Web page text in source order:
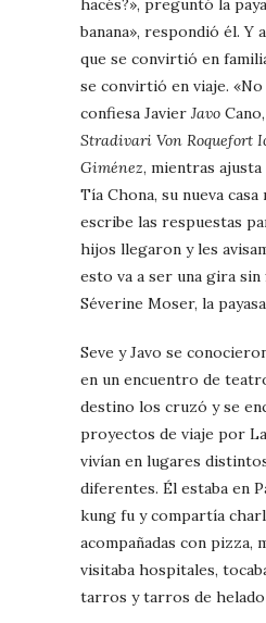
banana», respondió él. Y
que se convirtió en
se convirtió en viaje. «No
confiesa Javier Javo
Stradivari Von Roquefort
Giménez, mientras
Tía Chona, su nueva
escribe las respuestas
hijos llegaron y les
esto va a ser una gira sin
Séverine Moser, la
Seve y Javo se
en un encuentro de
destino los cruzó y se
proyectos de viaje por
vivían en lugares
diferentes. Él estaba en
kung fu y compartía
acompañadas con pizza,
visitaba hospitales,
tarros y tarros de